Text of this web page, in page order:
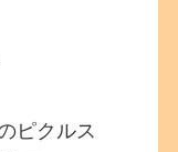
ピクルス